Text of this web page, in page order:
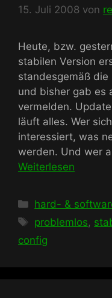
15. Juli 2008 von
Heute, bzw.
stabilen Version
standesgemäß die
und bisher gab es
vermelden.
läuft alles. Wer
interessiert, was
werden. Und wer
Weiterlesen
Kategorien
hard- &
Schlagwörter
problemlos,
config